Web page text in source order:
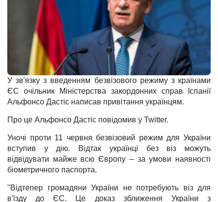
У зв'язку з введенням безвізового режиму з країнами
ЄС очільник Міністерства закордонних справ Іспанії
Альфонсо Дастіс написав привітання українцям.
Про це Альфонсо Дастіс повідомив у Twitter.
Уночі проти 11 червня безвізовий режим для України
вступив у дію. Відтак українці без віз можуть
відвідувати майже всю Європу – за умови наявності
біометричного паспорта.
"Відтепер громадяни України не потребують віз для
в'їзду до ЄС. Це доказ зближення України з